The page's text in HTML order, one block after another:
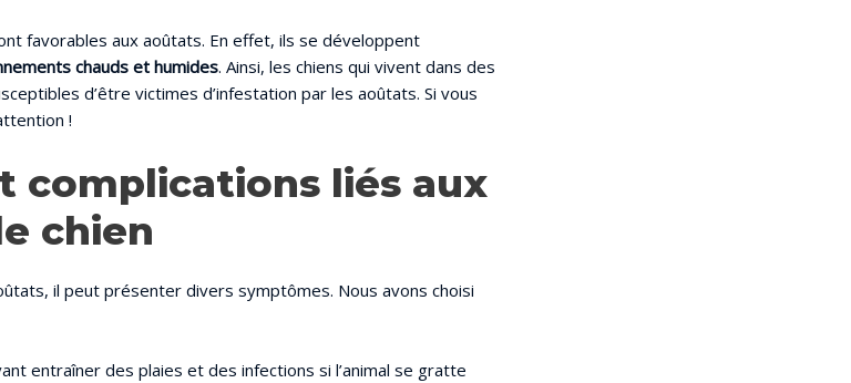
favorables aux aoûtats. En effet, ils se développent
chauds et humides. Ainsi, les chiens qui vivent dans des
d’être victimes d’infestation par les aoûtats. Si vous
!
complications liés aux
chien
il peut présenter divers symptômes. Nous avons choisi
entraîner des plaies et des infections si l’animal se gratte